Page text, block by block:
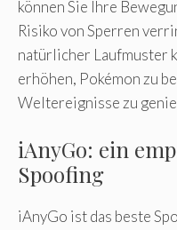
können Sie Ihre
Risiko von Sperren
natürlicher Laufmuster
erhöhen, Pokémon zu
Weltereignisse zu
iAnyGo: ein
Spoofing
iAnyGo ist das beste